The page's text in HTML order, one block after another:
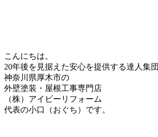
こんにちは。
20年後を見据えた安心を提供する達人集団
神奈川県厚木市の
外壁塗装・屋根工事専門店
（株）アイビーリフォーム
代表の小口（おぐち）です。